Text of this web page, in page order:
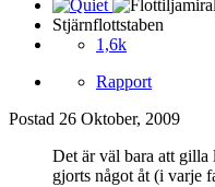
Stjärnflottstaben
1,6k
Rapport
Postad 26 Oktober, 2009
Det är väl bara att gilla
gjorts något åt (i varje